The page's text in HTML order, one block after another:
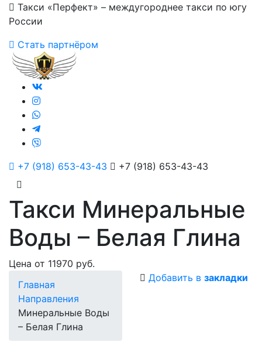
Такси «Перфект» – междугороднее такси по югу
России
Стать партнёром
+7 (918) 653-43-43 +7 (918) 653-43-43
Такси Минеральные
Воды – Белая Глина
Цена от 11970 руб.
Главная
Направления
Минеральные Воды
– Белая Глина
Добавить в закладки